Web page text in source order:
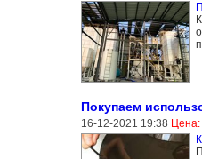
Покупаем
16-12-2021 19:38 Цена: